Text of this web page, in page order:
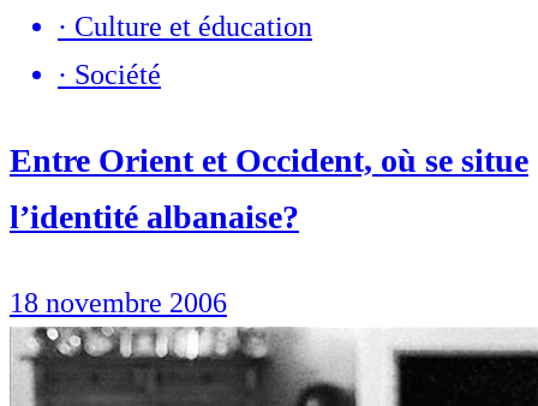
· Culture et éducation
· Société
Entre Orient et Occident, où se situe
l’identité albanaise?
18 novembre 2006